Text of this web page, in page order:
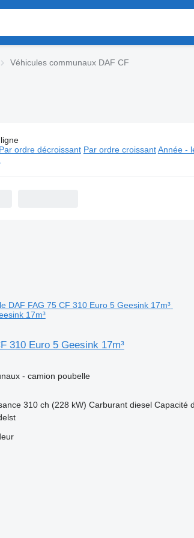
Véhicules communaux DAF CF
Véhicules communaux DAF CF
Par ordre décroissant Par ordre croissant Année -
17m³
310 Euro 5 Geesink 17m³
- camion poubelle
310 ch (228 kW) Carburant diesel Capacité